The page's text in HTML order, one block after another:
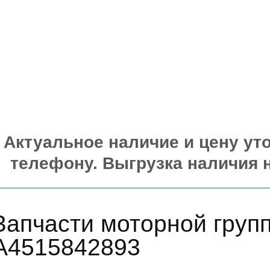
Актуальное наличие и цену
телефону. Выгрузка наличия
моторной